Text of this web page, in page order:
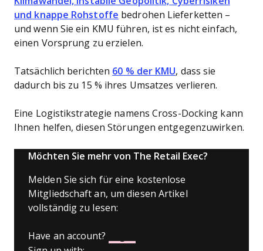
und knappe Rohstoffe bedrohen Lieferketten –
und wenn Sie ein KMU führen, ist es nicht einfach,
einen Vorsprung zu erzielen.
Tatsächlich berichten 60 % der KMU, dass sie
dadurch bis zu 15 % ihres Umsatzes verlieren.
Eine Logistikstrategie namens Cross-Docking kann
Ihnen helfen, diesen Störungen entgegenzuwirken.
Möchten Sie mehr von The Retail Exec?
Melden Sie sich für eine kostenlose
Mitgliedschaft an, um diesen Artikel
vollständig zu lesen:
Have an account?